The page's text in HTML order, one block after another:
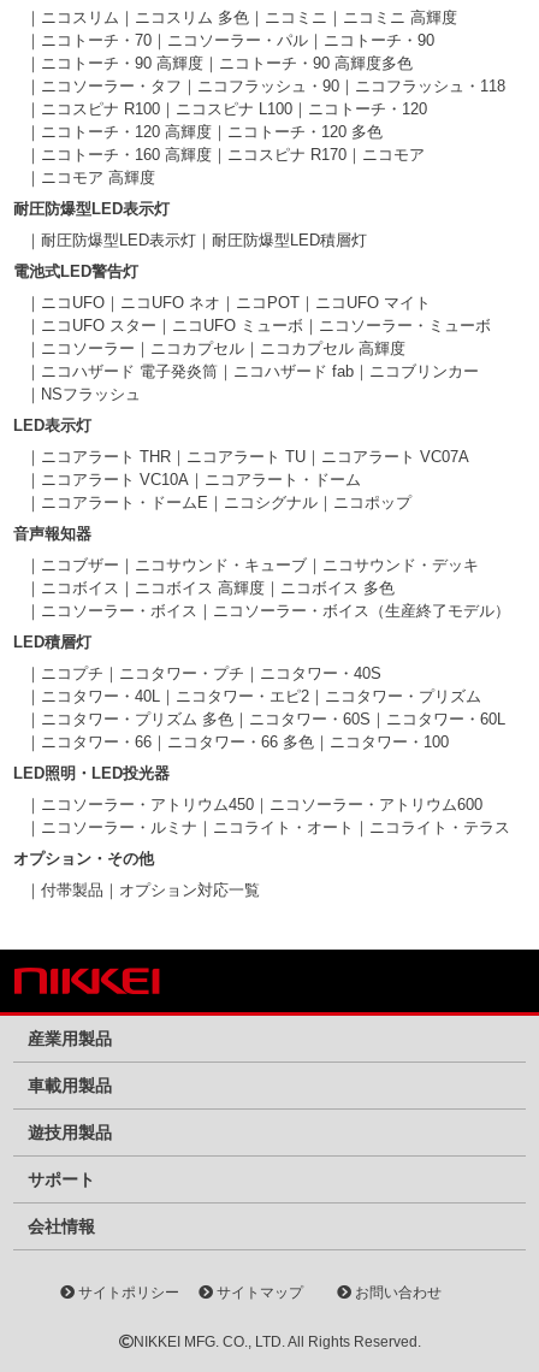
ニコスリム
ニコスリム 多色 ニコミニ
ニコミニ 高輝度
ニコトーチ・70
ニコソーラー・パル
ニコトーチ・90
ニコトーチ・90 高輝度
ニコトーチ・90 高輝度多色
ニコソーラー・タフ
ニコフラッシュ・90
ニコフラッシュ・118
ニコスピナ R100
ニコスピナ L100
ニコトーチ・120
ニコトーチ・120 高輝度
ニコトーチ・120 多色
ニコトーチ・160 高輝度
ニコスピナ R170
ニコモア
ニコモア 高輝度
耐圧防爆型LED表示灯
耐圧防爆型LED表示灯
耐圧防爆型LED積層灯
電池式LED警告灯
ニコUFO
ニコUFO ネオ ニコPOT
ニコUFO マイト
ニコUFO スター
ニコUFO ミューボ
ニコソーラー・ミューボ
ニコソーラー
ニコカプセル
ニコカプセル 高輝度
ニコハザード 電子発炎筒
ニコハザード fab
ニコブリンカー
NSフラッシュ
LED表示灯
ニコアラート THR
ニコアラート TU
ニコアラート VC07A
ニコアラート VC10A
ニコアラート・ドーム
ニコアラート・ドームE
ニコシグナル
ニコポップ
音声報知器
ニコブザー
ニコサウンド・キューブ
ニコサウンド・デッキ
ニコボイス
ニコボイス 高輝度
ニコボイス 多色
ニコソーラー・ボイス
ニコソーラー・ボイス（生産終了モデル）
LED積層灯
ニコプチ
ニコタワー・プチ
ニコタワー・40S
ニコタワー・40L
ニコタワー・エピ2
ニコタワー・プリズム
ニコタワー・プリズム 多色
ニコタワー・60S
ニコタワー・60L
ニコタワー・66
ニコタワー・66 多色
ニコタワー・100
LED照明・LED投光器
ニコソーラー・アトリウム450
ニコソーラー・アトリウム600
ニコソーラー・ルミナ
ニコライト・オート
ニコライト・テラス
オプション・その他
付帯製品
オプション対応一覧
産業用製品
車載用製品
遊技用製品
サポート
会社情報
サイトポリシー サイトマップ お問い合わせ
NIKKEI MFG. CO., LTD. All Rights Reserved.